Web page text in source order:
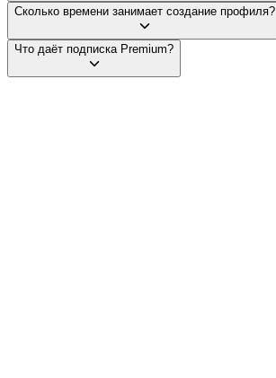
Сколько времени занимает создание профиля?
Что даёт подписка Premium?